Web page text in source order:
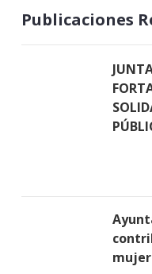
Publicaciones
mujer